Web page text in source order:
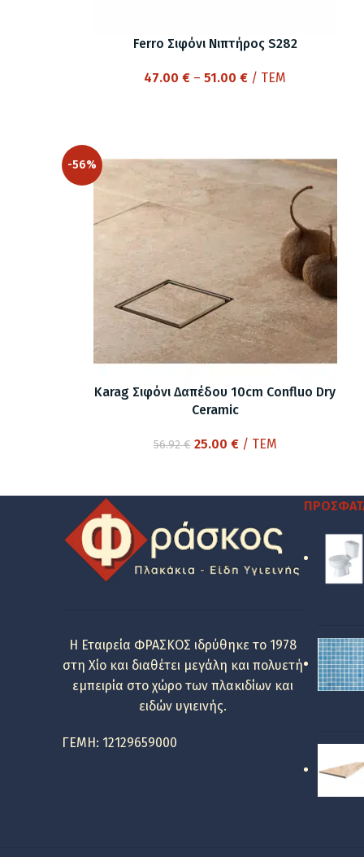
Ferro Σιφόνι Νιπτήρος S282
47.00€ – 51.00€Price
/ ΤΕΜ
-56%
Karag Σιφόνι Δαπέδου 10cm Confluo Dry
Ceramic
56.92€ Original
56.92 €.
25.00 €Η
είναι:
/ ΤΕΜ
Η Εταιρεία ΦΡΑΣΚΟΣ ιδρύθηκε το 1978
στη Χίο και διαθέτει μεγάλη και πολυετή
εμπειρία στο χώρο των πλακιδίων και
ειδών υγιεινής.
ΓΕΜΗ: 12129659000